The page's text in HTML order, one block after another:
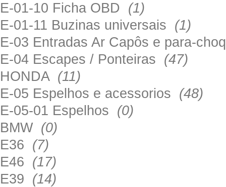
E-01-10 Ficha OBD (1)
E-01-11 Buzinas universais (1)
E-03 Entradas Ar Capôs e para-
E-04 Escapes / Ponteiras (47)
HONDA (11)
E-05 Espelhos e acessorios (48)
E-05-01 Espelhos (0)
BMW (0)
E36 (7)
E46 (17)
E39 (14)